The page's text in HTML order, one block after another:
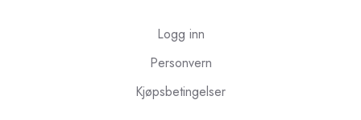
Logg inn
Personvern
Kjøpsbetingelser